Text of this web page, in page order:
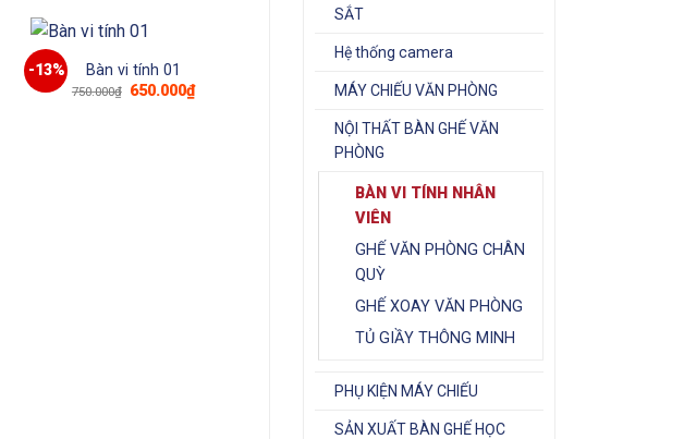
SẮT
Hệ thống camera
MÁY CHIẾU VĂN PHÒNG
NỘI THẤT BÀN GHẾ VĂN
PHÒNG
BÀN VI TÍNH NHÂN
VIÊN
GHẾ VĂN PHÒNG CHÂN
QUỲ
GHẾ XOAY VĂN PHÒNG
TỦ GIẦY THÔNG MINH
PHỤ KIỆN MÁY CHIẾU
SẢN XUẤT BÀN GHẾ HỌC
-13% Bàn vi tính 01
750.000₫ Giá
650.000₫Giá
hiện